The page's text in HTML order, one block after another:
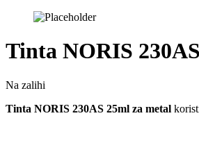
Tinta NORIS
Na zalihi
Tinta NORIS 230AS 25ml za metal